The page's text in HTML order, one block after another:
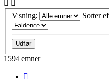
Visning: Sorter
1594 emner